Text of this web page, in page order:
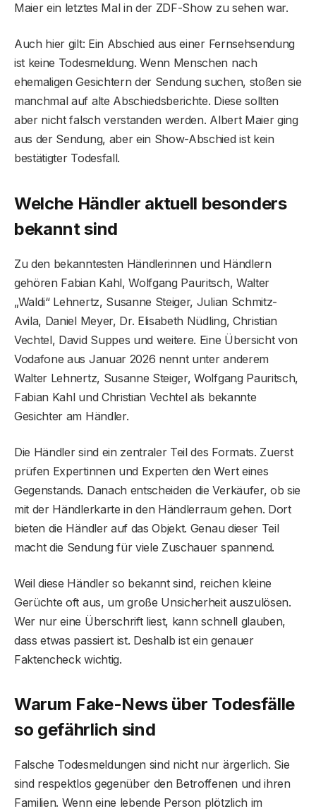
Maier ein letztes Mal in der ZDF-Show zu sehen war.
Auch hier gilt: Ein Abschied aus einer Fernsehsendung
ist keine Todesmeldung. Wenn Menschen nach
ehemaligen Gesichtern der Sendung suchen, stoßen sie
manchmal auf alte Abschiedsberichte. Diese sollten
aber nicht falsch verstanden werden. Albert Maier ging
aus der Sendung, aber ein Show-Abschied ist kein
bestätigter Todesfall.
Welche Händler aktuell besonders
bekannt sind
Zu den bekanntesten Händlerinnen und Händlern
gehören Fabian Kahl, Wolfgang Pauritsch, Walter
„Waldi“ Lehnertz, Susanne Steiger, Julian Schmitz-
Avila, Daniel Meyer, Dr. Elisabeth Nüdling, Christian
Vechtel, David Suppes und weitere. Eine Übersicht von
Vodafone aus Januar 2026 nennt unter anderem
Walter Lehnertz, Susanne Steiger, Wolfgang Pauritsch,
Fabian Kahl und Christian Vechtel als bekannte
Gesichter am Händler.
Die Händler sind ein zentraler Teil des Formats. Zuerst
prüfen Expertinnen und Experten den Wert eines
Gegenstands. Danach entscheiden die Verkäufer, ob sie
mit der Händlerkarte in den Händlerraum gehen. Dort
bieten die Händler auf das Objekt. Genau dieser Teil
macht die Sendung für viele Zuschauer spannend.
Weil diese Händler so bekannt sind, reichen kleine
Gerüchte oft aus, um große Unsicherheit auszulösen.
Wer nur eine Überschrift liest, kann schnell glauben,
dass etwas passiert ist. Deshalb ist ein genauer
Faktencheck wichtig.
Warum Fake-News über Todesfälle
so gefährlich sind
Falsche Todesmeldungen sind nicht nur ärgerlich. Sie
sind respektlos gegenüber den Betroffenen und ihren
Familien. Wenn eine lebende Person plötzlich im